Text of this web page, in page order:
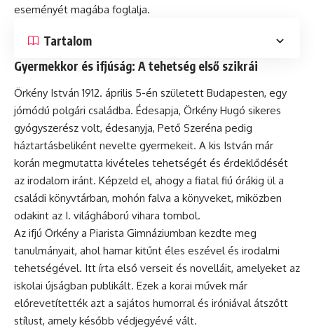
eseményét magába foglalja.
Tartalom
Gyermekkor és ifjúság: A tehetség első szikrái
Örkény István 1912. április 5-én született Budapesten, egy
jómódú polgári családba. Édesapja, Örkény Hugó sikeres
gyógyszerész volt, édesanyja, Pető Szeréna pedig
háztartásbeliként nevelte gyermekeit. A kis István már
korán megmutatta kivételes tehetségét és érdeklődését
az irodalom iránt. Képzeld el, ahogy a fiatal fiú órákig ül a
családi könyvtárban, mohón falva a könyveket, miközben
odakint az I. világháború vihara tombol.
Az ifjú Örkény a Piarista Gimnáziumban kezdte meg
tanulmányait, ahol hamar kitűnt éles eszével és irodalmi
tehetségével. Itt írta első verseit és novelláit, amelyeket az
iskolai újságban publikált. Ezek a korai művek már
előrevetítették azt a sajátos humorral és iróniával átszőtt
stílust, amely később védjegyévé vált.